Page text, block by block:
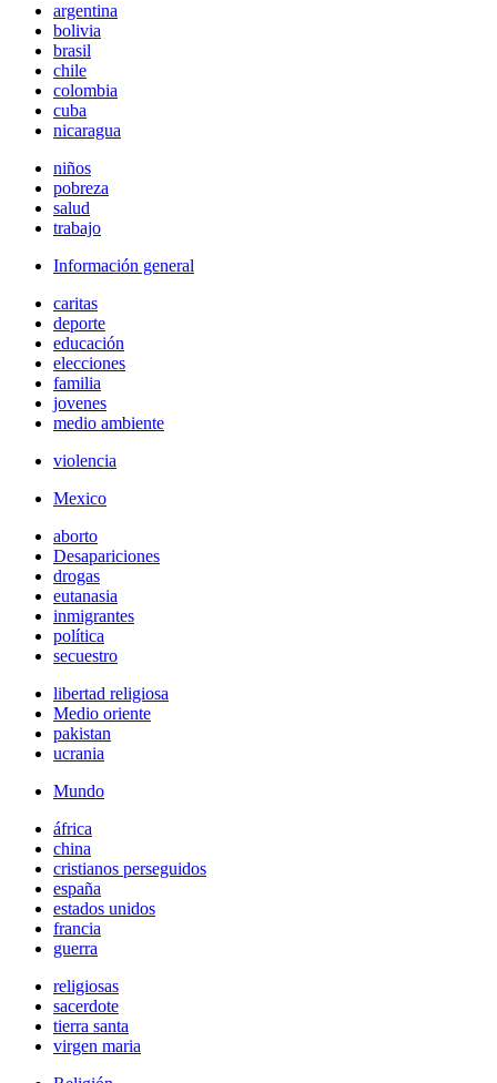
argentina
bolivia
brasil
chile
colombia
cuba
nicaragua
niños
pobreza
salud
trabajo
Información general
caritas
deporte
educación
elecciones
familia
jovenes
medio ambiente
violencia
Mexico
aborto
Desapariciones
drogas
eutanasia
inmigrantes
política
secuestro
libertad religiosa
Medio oriente
pakistan
ucrania
Mundo
áfrica
china
cristianos perseguidos
españa
estados unidos
francia
guerra
religiosas
sacerdote
tierra santa
virgen maria